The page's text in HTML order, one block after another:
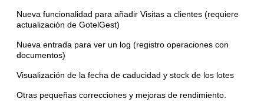
Nueva funcionalidad para añadir Visitas a clientes (requiere
actualización de GotelGest)
Nueva entrada para ver un log (registro operaciones con
documentos)
Visualización de la fecha de caducidad y stock de los lotes
Otras pequeñas correcciones y mejoras de rendimiento.